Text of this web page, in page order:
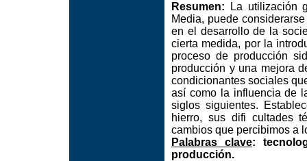
Resumen: La utilización
Media, puede
en el desarrollo de la
cierta medida, por la
proceso de producción
producción y una mejora
condicionantes sociales
así como la influencia de
siglos siguientes.
hierro, sus difi cultades
cambios que percibimos a
Palabras clave:
producción.